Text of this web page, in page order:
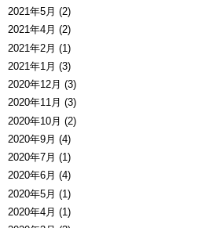
2021年5月 (2)
2021年4月 (2)
2021年2月 (1)
2021年1月 (3)
2020年12月 (3)
2020年11月 (3)
2020年10月 (2)
2020年9月 (4)
2020年7月 (1)
2020年6月 (4)
2020年5月 (1)
2020年4月 (1)